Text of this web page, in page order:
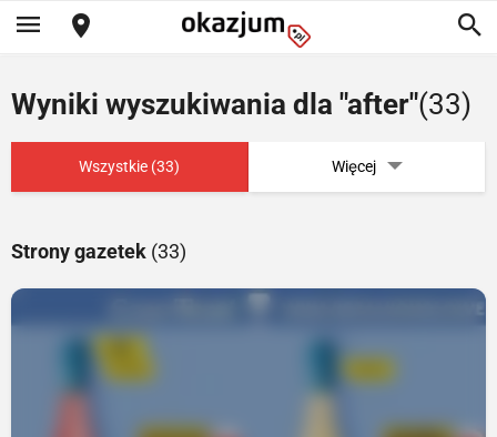
Wyniki wyszukiwania dla "after"(33)
Wszystkie (33) Więcej
Strony gazetek (33)